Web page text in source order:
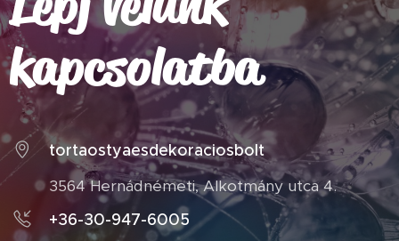
kapcsolatba
tortaostyaesdekoraciosbolt
3564 Hernádnémeti, Alkotmány utca 4.
+36-30-947-6005